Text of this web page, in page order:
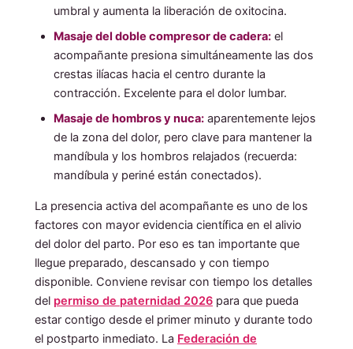
umbral y aumenta la liberación de oxitocina.
Masaje del doble compresor de cadera: el
acompañante presiona simultáneamente las dos
crestas ilíacas hacia el centro durante la
contracción. Excelente para el dolor lumbar.
Masaje de hombros y nuca: aparentemente lejos
de la zona del dolor, pero clave para mantener la
mandíbula y los hombros relajados (recuerda:
mandíbula y periné están conectados).
La presencia activa del acompañante es uno de los
factores con mayor evidencia científica en el alivio
del dolor del parto. Por eso es tan importante que
llegue preparado, descansado y con tiempo
disponible. Conviene revisar con tiempo los detalles
del permiso de paternidad 2026 para que pueda
estar contigo desde el primer minuto y durante todo
el postparto inmediato. La Federación de